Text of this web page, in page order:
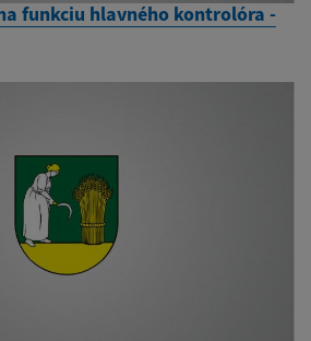
funkciu hlavného kontrolóra -